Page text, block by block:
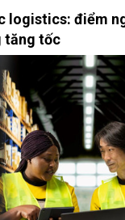
logistics: điểm
tăng tốc